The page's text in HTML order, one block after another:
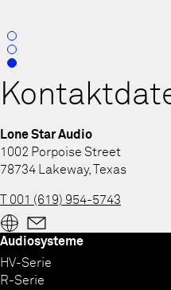
Lone Star Audio
1002 Porpoise Street
78734 Lakeway, Texas
T 001 (619) 954-5743
Audiosysteme
HV-Serie
R-Serie
0
1